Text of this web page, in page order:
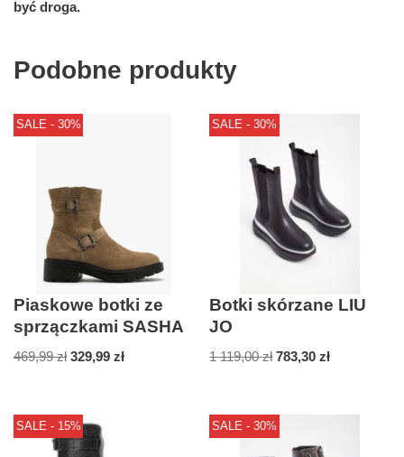
być droga.
Podobne produkty
SALE - 30%
Piaskowe botki ze
sprzączkami SASHA
469,99zł 329,99 zł
SALE - 30%
Botki skórzane LIU
JO
1 119,00zł 783,30zł
SALE - 15% SALE - 30%